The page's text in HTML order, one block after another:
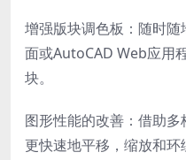
增强版块调色板：随时
面或AutoCAD Web应用
块。
图形性能的改善：借助多
更快速地平移，缩放和